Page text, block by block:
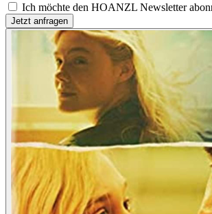
Ich möchte den HOANZL Newsletter